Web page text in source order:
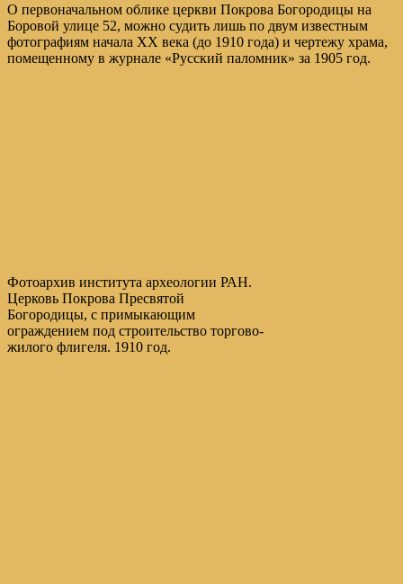
О первоначальном облике церкви Покрова Богородицы на
Боровой улице 52, можно судить лишь по двум известным
фотографиям начала ХХ века (до 1910 года) и чертежу храма,
помещенному в журнале «Русский паломник» за 1905 год.
Фотоархив института археологии РАН.
Церковь Покрова Пресвятой
Богородицы, с примыкающим
ограждением под строительство торгово-
жилого флигеля. 1910 год.